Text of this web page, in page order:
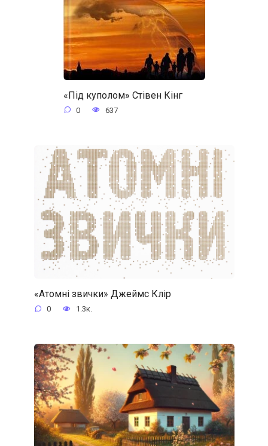
«Під куполом» Стівен Кінг
0 637
«Атомні звички» Джеймс Клір
0 1.3к.